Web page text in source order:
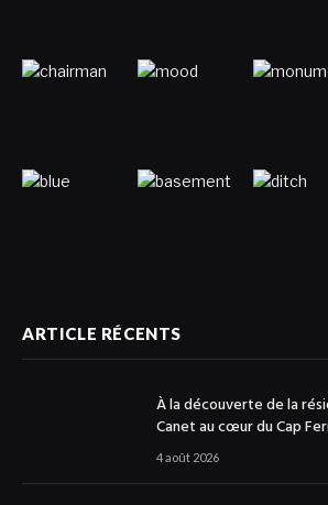
ARTICLE RÉCENTS
À la découverte de la
Canet au cœur du Cap
4 août 2026